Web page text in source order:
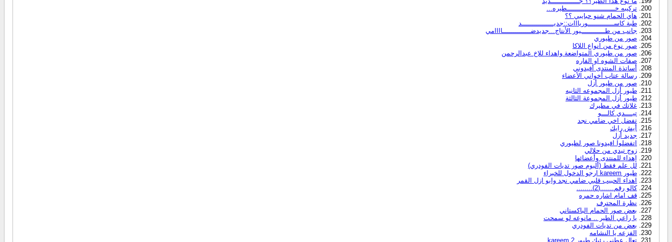
تركيبه خــــــــــــــــــــــــطيره...
هاي الحمام شنو حبايبي ؟؟
طبة كاســـــــــــــوريااات::جديــــــــــــــــد
جانب من طــــــــــــيور الأنتاج...جديدضــــــــــــــاااامي
صور من طيوري
صور نوع من انواع اللاكا
صور من طيوري المتواضعة واهداء للاخ عبدالرحمن
صفات الشوه او الفاره
أساتذة المنتدى أفيدوني
رسالة عتاب أخواني الأعضاء
صور من طيور أزل
طيور أزل المجموعه الثانيه
طيور أزل المجموعة الثالثة
غلاتك في مطيرك
تيــــدي كالـــو
تفضل اخي ضامي نجد
أيش رايك
جديد أزل
اتفضلوا افيدونا صور لطيوري
زوج تيدي من حلالي
إهداء للمنتدى وأعضائها
لل علم فقط (ألبوم صور تديات الفودري)
طيور kareem ارجو الدخول للخبراء
اهداء الحبيب قلبي ضامي نجد وابو ازل القمر
كالو رقم.......(2)........
قف امام اشاره حمره
نظرة المحترف
بعض صور الحمام الباكستاني
يا راعي الطير .. مانوعه لو سمحت
بعض من تديات الفودري
الفزعه يا النشامه
تعال عطني رئيك طيور kareem 2